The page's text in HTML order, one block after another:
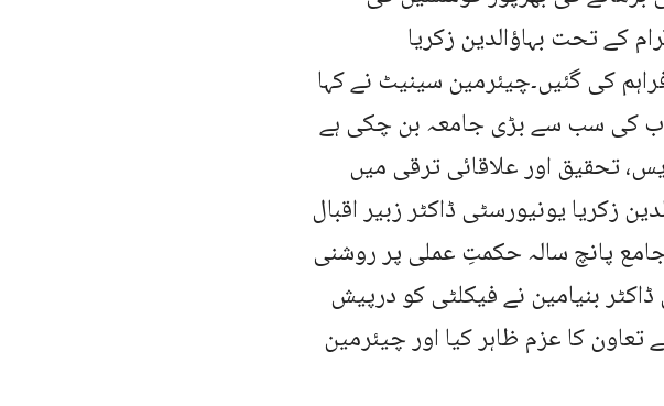
کے تحت بہاؤالدین زکریا
کی گئیں۔چیئرمین سینیٹ نے کہا
کی سب سے بڑی جامعہ بن چکی ہے
تحقیق اور علاقائی ترقی میں
زکریا یونیورسٹی ڈاکٹر زبیر اقبال
پانچ سالہ حکمتِ عملی پر روشنی
بنیامین نے فیکلٹی کو درپیش
کا عزم ظاہر کیا اور چیئرمین